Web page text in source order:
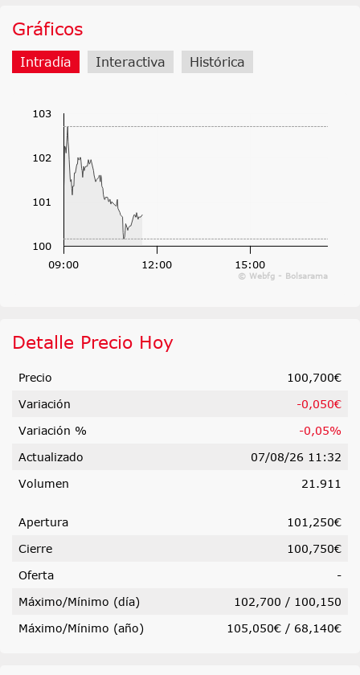
Gráficos
Intradía Interactiva Histórica
12:00
09:00 15:00
100
101
102
103
© Webfg - Bolsarama
Detalle Precio Hoy
Precio
100,700€
Variación
-0,050€
Variación %
-0,05%
Actualizado
07/08/26 11:32
Volumen
21.911
Apertura
101,250€
Cierre
100,750€
Oferta
-
Máximo/Mínimo (día)
102,700 / 100,150
Máximo/Mínimo (año)
105,050€ / 68,140€